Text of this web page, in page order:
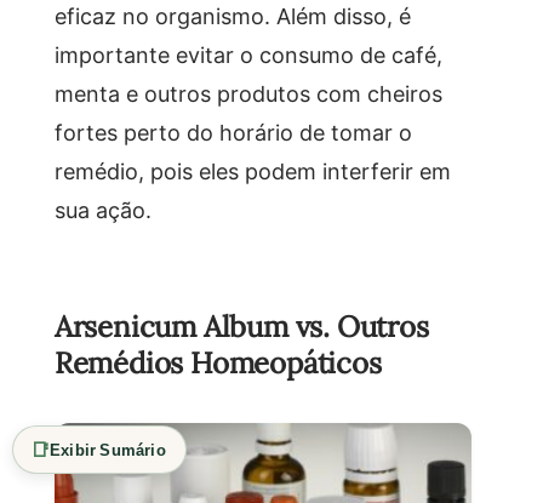
eficaz no organismo. Além disso, é
importante evitar o consumo de café,
menta e outros produtos com cheiros
fortes perto do horário de tomar o
remédio, pois eles podem interferir em
sua ação.
Arsenicum Album vs. Outros
Remédios Homeopáticos
📑Exibir Sumário